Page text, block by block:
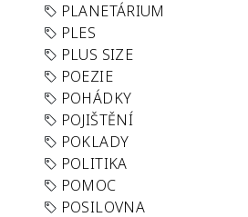
PLANETÁRIUM
PLES
PLUS SIZE
POEZIE
POHÁDKY
POJIŠTĚNÍ
POKLADY
POLITIKA
POMOC
POSILOVNA